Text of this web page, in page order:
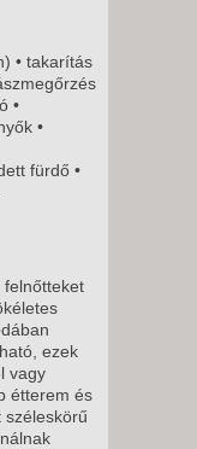
• takarítás
•
•
fürdő •
felnőtteket
ezek
vagy
étterem és
széleskörű